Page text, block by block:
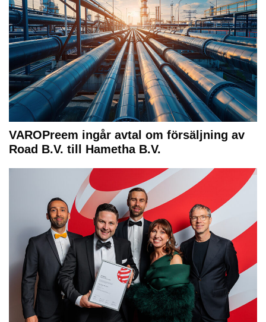
VAROPreem ingår avtal om försäljning av
Road B.V. till Hametha B.V.